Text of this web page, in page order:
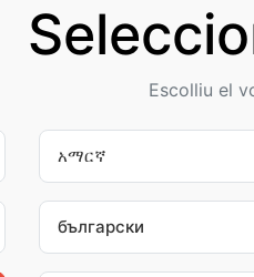
Escolliu el
አማርኛ
български